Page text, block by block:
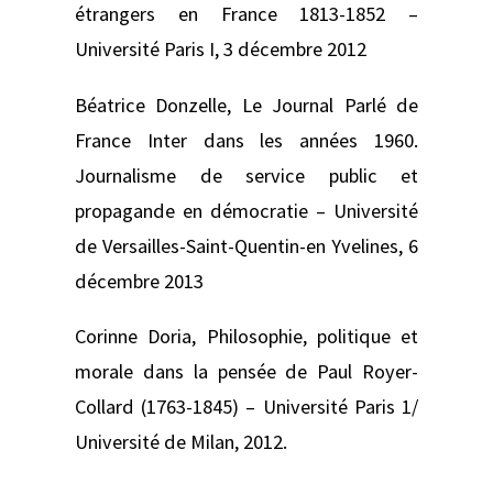
étrangers en France 1813-1852 –
Université Paris I, 3 décembre 2012
Béatrice Donzelle, Le Journal Parlé de
France Inter dans les années 1960.
Journalisme de service public et
propagande en démocratie – Université
de Versailles-Saint-Quentin-en Yvelines, 6
décembre 2013
Corinne Doria, Philosophie, politique et
morale dans la pensée de Paul Royer-
Collard (1763-1845) – Université Paris 1/
Université de Milan, 2012.